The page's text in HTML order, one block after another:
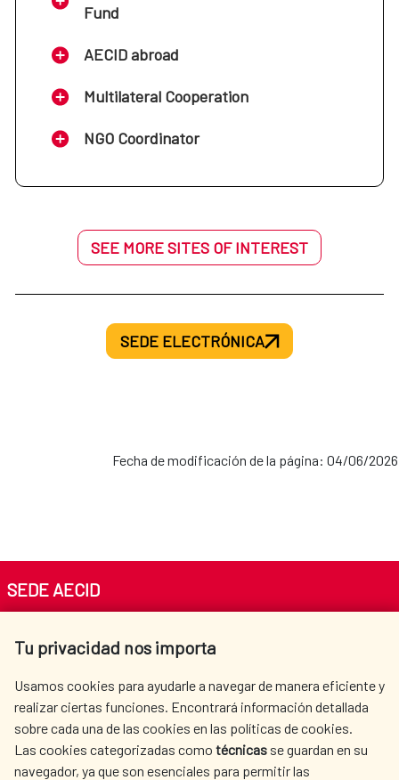
Fund
AECID abroad
Multilateral Cooperation
NGO Coordinator
SEE MORE SITES OF INTEREST
SEDE ELECTRÓNICA
Fecha de modificación de la página: 04/06/2026
Tu privacidad nos importa
Usamos cookies para ayudarle a navegar de manera eficiente y
realizar ciertas funciones. Encontrará información detallada
sobre cada una de las cookies en las políticas de cookies.
Las cookies categorizadas como técnicas se guardan en su
navegador, ya que son esenciales para permitir las
SEDE AECID
Tel. +34 900 20 30 54​​​​​​​
AECID
WHERE DO WE COOPERATE?
SPANISH HUMANITARIAN
PRESS ROOM